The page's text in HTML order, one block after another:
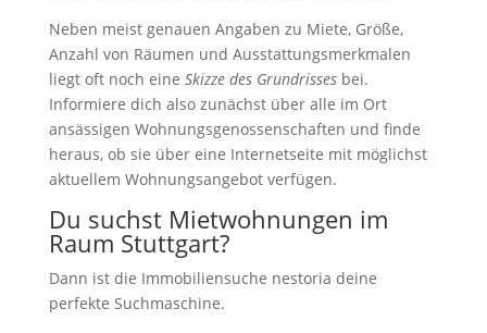
Neben meist genauen Angaben zu Miete, Größe,
Anzahl von Räumen und Ausstattungsmerkmalen
liegt oft noch eine Skizze des Grundrissesbei.
Informiere dich also zunächst über alle im Ort
ansässigen Wohnungsgenossenschaften und finde
heraus, ob sie über eine Internetseite mit möglichst
aktuellem Wohnungsangebot verfügen.
Du suchst Mietwohnungen im
Raum Stuttgart?
Dann ist die Immobiliensuche nestoria deine
perfekte Suchmaschine.